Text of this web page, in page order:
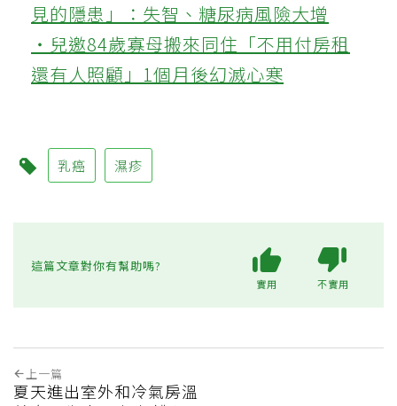
見的隱患」：失智、糖尿病風險大增
‧兒邀84歲寡母搬來同住「不用付房租
還有人照顧」1個月後幻滅心寒
乳癌 濕疹
這篇文章對你有幫助嗎?
實用 不實用
上一篇
夏天進出室外和冷氣房溫